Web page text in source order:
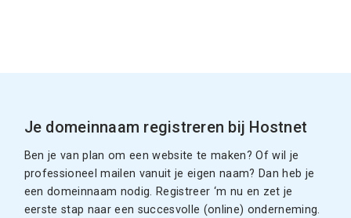
Je domeinnaam registreren bij Hostnet
Ben je van plan om een website te maken? Of wil je
professioneel mailen vanuit je eigen naam? Dan heb je
een domeinnaam nodig. Registreer ‘m nu en zet je
eerste stap naar een succesvolle (online) onderneming.